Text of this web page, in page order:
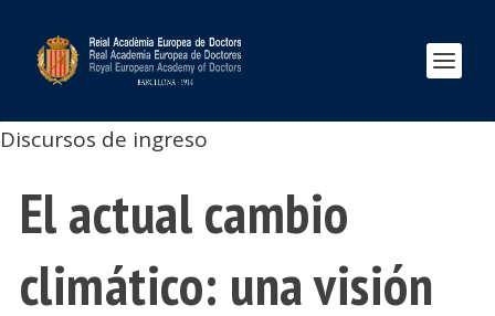
Discursos de ingreso
El actual cambio
climático: una visión